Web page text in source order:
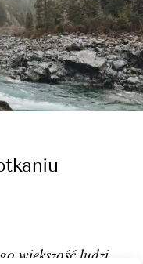
większość ludzi